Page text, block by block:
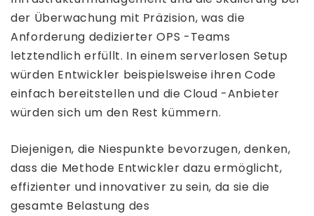
der Überwachung mit Präzision, was die
Anforderung dedizierter OPS -Teams
letztendlich erfüllt. In einem serverlosen Setup
würden Entwickler beispielsweise ihren Code
einfach bereitstellen und die Cloud -Anbieter
würden sich um den Rest kümmern.
Diejenigen, die Niespunkte bevorzugen, denken,
dass die Methode Entwickler dazu ermöglicht,
effizienter und innovativer zu sein, da sie die
gesamte Belastung des